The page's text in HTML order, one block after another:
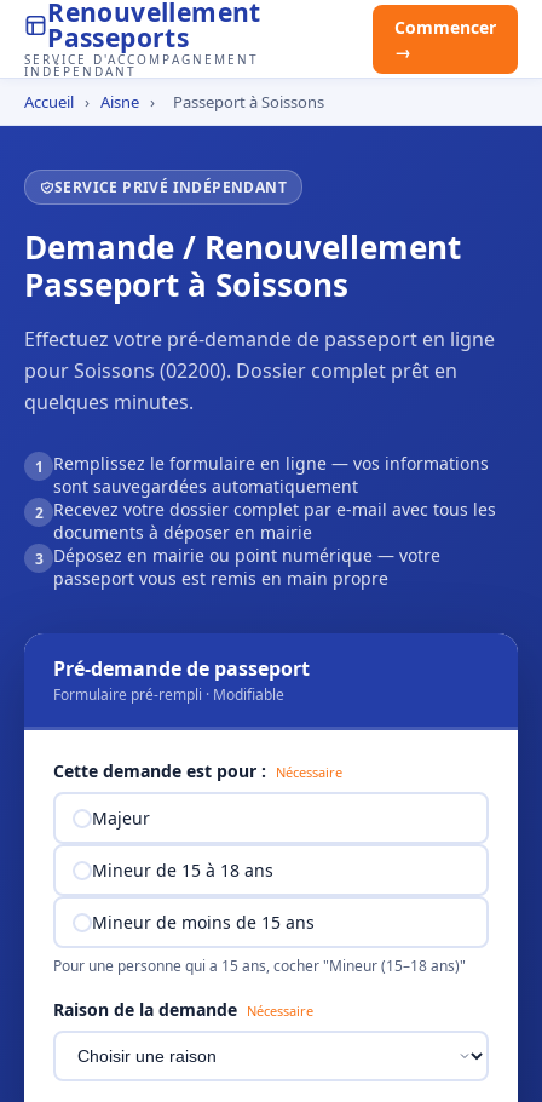
Renouvellement
Passeports
SERVICE D'ACCOMPAGNEMENT
INDÉPENDANT
Commencer
→
Accueil › Aisne › Passeport à Soissons
SERVICE PRIVÉ INDÉPENDANT
Demande / Renouvellement
Passeport à Soissons
Effectuez votre pré-demande de passeport en ligne
pour Soissons (02200). Dossier complet prêt en
quelques minutes.
1
Remplissez le formulaire en ligne — vos informations
sont sauvegardées automatiquement
2 Recevez votre dossier complet par e-mail avec tous les
documents à déposer en mairie
3 Déposez en mairie ou point numérique — votre
passeport vous est remis en main propre
Pré-demande de passeport
Formulaire pré-rempli · Modifiable
Cette demande est pour : Nécessaire
Majeur
Mineur de 15 à 18 ans
Mineur de moins de 15 ans
Pour une personne qui a 15 ans, cocher "Mineur (15–18 ans)"
Raison de la demande Nécessaire